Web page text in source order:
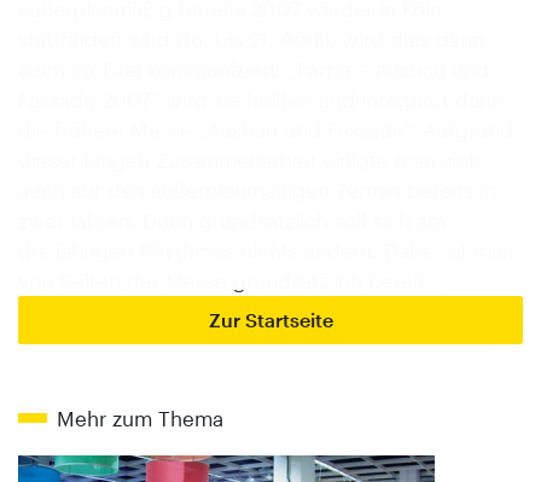
Zur Startseite
Mehr zum Thema